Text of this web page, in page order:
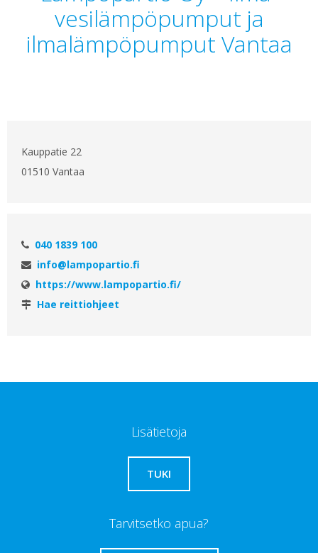
vesilämpöpumput ja
ilmalämpöpumput Vantaa
Kauppatie 22
01510 Vantaa
040 1839 100
info@lampopartio.fi
https://www.lampopartio.fi/
Hae reittiohjeet
Lisätietoja
TUKI
Tarvitsetko apua?